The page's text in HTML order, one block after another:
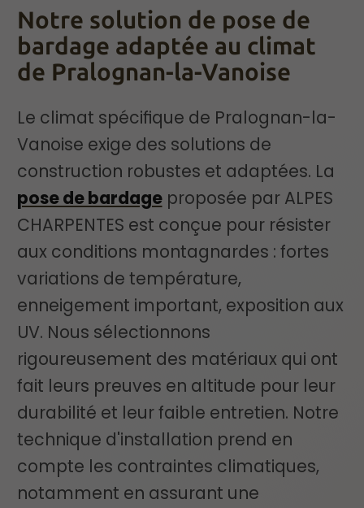
Notre solution de pose de
bardage adaptée au climat
de Pralognan-la-Vanoise
Le climat spécifique de Pralognan-la-
Vanoise exige des solutions de
construction robustes et adaptées. La
pose de bardageproposée par ALPES
CHARPENTES est conçue pour résister
aux conditions montagnardes : fortes
variations de température,
enneigement important, exposition aux
UV. Nous sélectionnons
rigoureusement des matériaux qui ont
fait leurs preuves en altitude pour leur
durabilité et leur faible entretien. Notre
technique d'installation prend en
compte les contraintes climatiques,
notamment en assurant une